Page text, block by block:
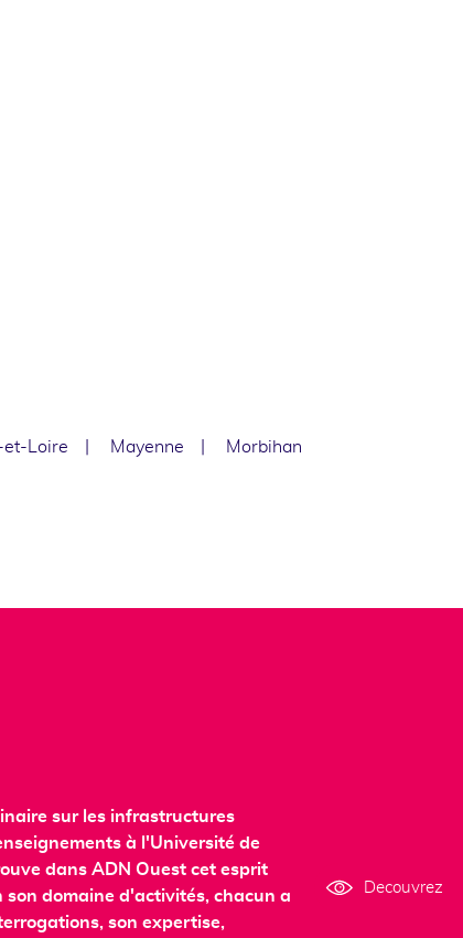
et-Loire Mayenne
Morbihan
Decouvrez
sur les infrastructures
à l'Université de
dans ADN Ouest cet esprit
son domaine d'activités, chacun a
son expertise,